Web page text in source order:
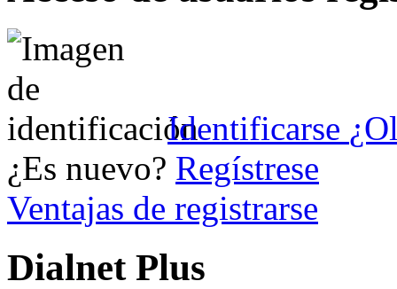
Identificarse
¿Es nuevo? Regístrese
Ventajas de registrarse
Dialnet Plus